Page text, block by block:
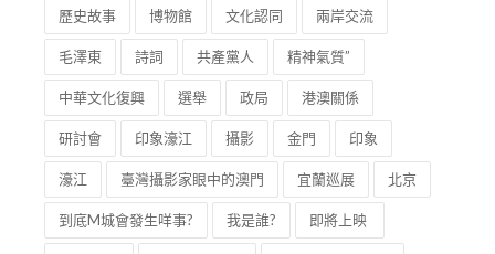
歷史故事 博物館 文化認同 兩岸交流
毛澤東 詩詞 共產黨人 精神氣質”
中華文化復興 選舉 政局 港澳關係
研討會 印象濠江 攝影 金門 印象
濠江 臺灣攝影家眼中的澳門 宜蘭巡展 北京
到底M城會發生咩事? 我是誰? 即將上映